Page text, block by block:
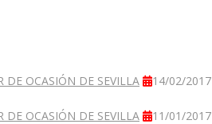
DE OCASIÓN DE SEVILLA 14/02/2017
DE OCASIÓN DE SEVILLA 11/01/2017